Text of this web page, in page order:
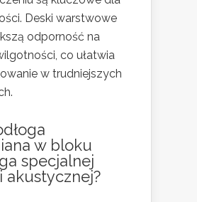
Deski warstwowe
odporność na
co ułatwia
w trudniejszych
w bloku
specjalnej
akustycznej?